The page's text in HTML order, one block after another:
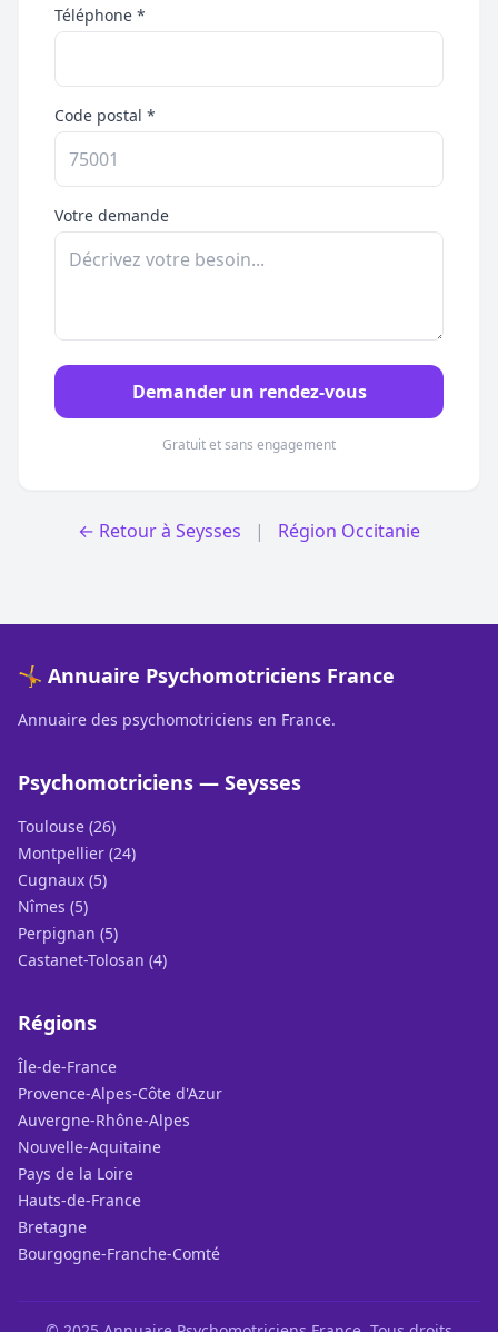
Téléphone *
Code postal *
Votre demande
Demander un rendez-vous
Gratuit et sans engagement
← Retour à Seysses | Région Occitanie
🤸 Annuaire Psychomotriciens France
Annuaire des psychomotriciens en France.
Psychomotriciens — Seysses
Toulouse (26)
Montpellier (24)
Cugnaux (5)
Nîmes (5)
Perpignan (5)
Castanet-Tolosan (4)
Régions
Île-de-France
Provence-Alpes-Côte d'Azur
Auvergne-Rhône-Alpes
Nouvelle-Aquitaine
Pays de la Loire
Hauts-de-France
Bretagne
Bourgogne-Franche-Comté